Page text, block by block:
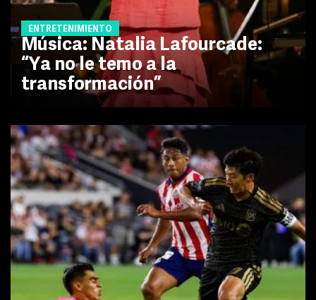
ENTRETENIMIENTO
Música: Natalia Lafourcade:
“Ya no le temo a la
transformación”